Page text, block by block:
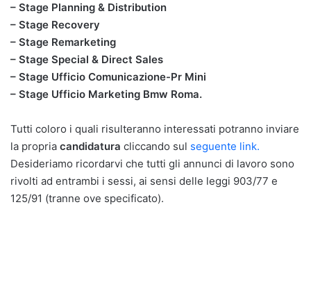
– Stage Planning & Distribution
– Stage Recovery
– Stage Remarketing
– Stage Special & Direct Sales
– Stage Ufficio Comunicazione-Pr Mini
– Stage Ufficio Marketing Bmw Roma.
Tutti coloro i quali risulteranno interessati potranno inviare
la propria candidatura cliccando sul seguente link.
Desideriamo ricordarvi che tutti gli annunci di lavoro sono
rivolti ad entrambi i sessi, ai sensi delle leggi 903/77 e
125/91 (tranne ove specificato).